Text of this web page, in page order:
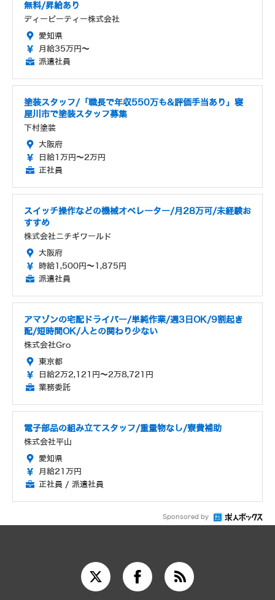
無料/昇給あり
ディーピーティー株式会社
愛知県
月給35万円～
派遣社員
塗装スタッフ/「職長で年収550万も&評価手当あり」寝
屋川市で塗装スタッフ募集
下村塗装
大阪府
日給1万円～2万円
正社員
スイッチ操作などの機械オペレーター/月28万可/未経験お
すすめ
株式会社ニチギワールド
大阪府
時給1,500円～1,875円
派遣社員
アマゾンの宅配ドライバー/単純作業/週3日OK/9割起き
配/短時間OK/人との関わり少ない
株式会社Gro
東京都
日給2万2,121円～2万8,721円
業務委託
電子部品の組み立てスタッフ/重量物なし/寮費補助
株式会社平山
愛知県
月給21万円
正社員 / 派遣社員
Sponsored by